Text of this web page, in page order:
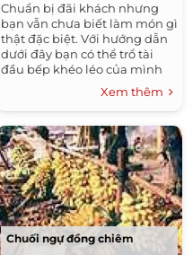
Chuẩn bị đãi khách nhưng
bạn vẫn chưa biết làm món gì
thật đặc biệt. Với hướng dẫn
dưới đây bạn có thể trổ tài
đầu bếp khéo léo của mình
Xem thêm
Chuối ngự đồng chiêm